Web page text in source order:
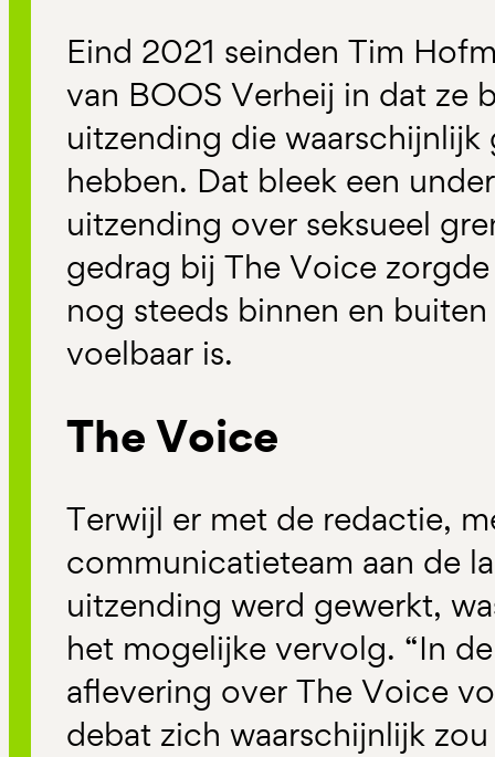
Eind 2021 seinden Tim
van BOOS Verheij in dat ze
uitzending die
hebben. Dat bleek een
uitzending over seksueel
gedrag bij The Voice
nog steeds binnen en
voelbaar is.
The Voice
Terwijl er met de redactie,
communicatieteam aan de
uitzending werd gewerkt,
het mogelijke vervolg. “In
aflevering over The Voice
debat zich waarschijnlijk